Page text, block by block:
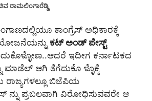
ರಾಮಲಿಂಗಾರೆಡ್ಡಿ
ಕಾಂಗ್ರೆಸ್ ಅಧಿಕಾರಕ್ಕೆ
ಯೋಜನೆಯನ್ನು ಕಟ್ ಅಂಡ್ ಪೇಸ್ಟ್
ಇದೀಗ ಕರ್ನಾಟಕದ
ಆಗಿ ತೆಗೆದುಕೊ ಳ್ಳೊಕ್ಕೆ
ರಾಜ್ಯಗಳಲ್ಲೂ ಬಿಜೆಪಿಯ
ನ್ನು ಪ್ರಬಲವಾಗಿ ವಿರೋಧಿಸುವವರೇ ಆ